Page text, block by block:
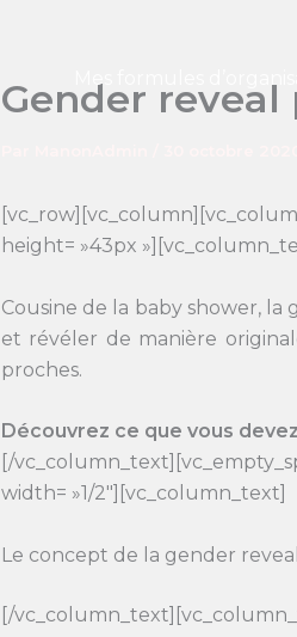
Mes formules
Gender reveal
height= »43px
Cousine de la baby shower,
et révéler de manière
proches.
Découvrez ce que vous
[/
width= »1/2″][vc_column_text]
Le concept de la gender
[/